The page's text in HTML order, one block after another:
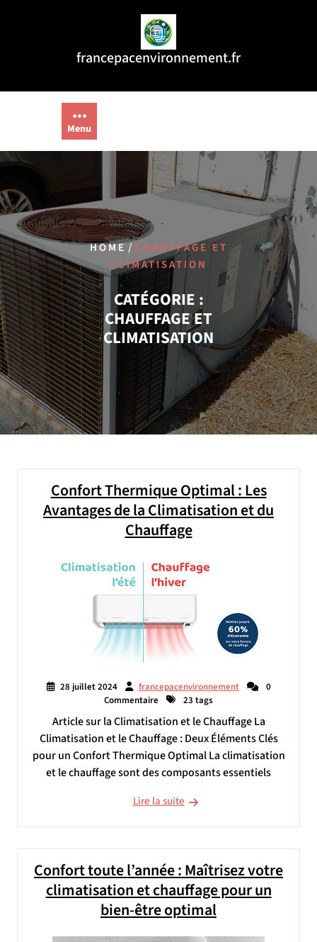
francepacenvironnement.fr
Menu
HOME/CHAUFFAGE ET
CLIMATISATION
CATÉGORIE :
CHAUFFAGE ET
CLIMATISATION
Confort Thermique Optimal : Les
Avantages de la Climatisation et du
Chauffage
28 juillet 2024 francepacenvironnement
0
Commentaire
23 tags
Article sur la Climatisation et le Chauffage La
Climatisation et le Chauffage : Deux Éléments Clés
pour un Confort Thermique Optimal La climatisation
et le chauffage sont des composants essentiels
Lire la suite
Confort toute l’année : Maîtrisez votre
climatisation et chauffage pour un
bien-être optimal